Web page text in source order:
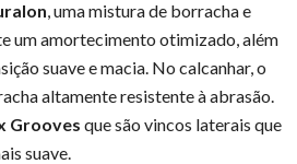
, uma mistura de borracha e
um amortecimento otimizado, além
suave e macia. No calcanhar, o
altamente resistente à abrasão.
Grooves que são vincos laterais que
suave.